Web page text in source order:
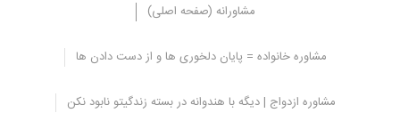
مشاورانه (صفحه اصلی)
مشاوره خانواده = پایان دلخوری ها و از دست دادن ها
مشاوره ازدواج | دیگه با هندوانه در بسته زندگیتو نابود نکن
دروغ گویی و پنهان کاری باعث اضطراب فرد می شود یعنی فرد دائم می ترسد که
دروغ‌هایش فاش شود و همسرش برخورده بدی با او داشته باشد برای همین فشار
روحی و روانی زیادی به فرد وارد می شود.